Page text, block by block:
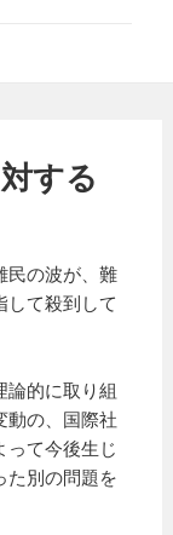
する
民の波が、難
して殺到して
論的に取り組
動の、国際社
って今後生じ
た別の問題を